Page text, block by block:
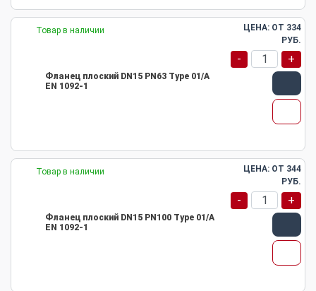
Товар в наличии
Фланец плоский DN15 PN63 Type 01/A
EN 1092-1
ЦЕНА: ОТ 334
РУБ.
- +
Товар в наличии
Фланец плоский DN15 PN100 Type 01/A
EN 1092-1
ЦЕНА: ОТ 344
РУБ.
- +